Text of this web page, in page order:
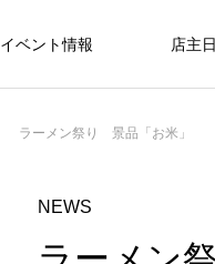
イベント情報 店主
ラーメン祭り 景品「お米」
NEWS